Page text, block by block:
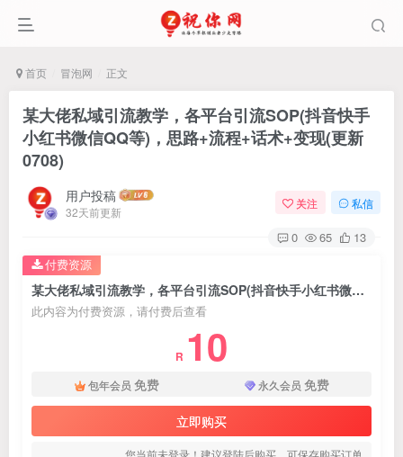
首页 冒泡网 正文
某大佬私域引流教学，各平台引流SOP(抖音快手
小红书微信QQ等)，思路+流程+话术+变现(更新
0708)
用户投稿
32天前更新
关注 私信
0 65 13
某大佬私域引流教学，各平台引流SOP(抖音快手小红书微信QQ等)，思路+流程+话术+变现(更新0708)
此内容为付费资源，请付费后查看
R 10
包年会员 免费 永久会员 免费
立即购买
您当前未登录！建议登陆后购买，可保存购买订单
付费资源